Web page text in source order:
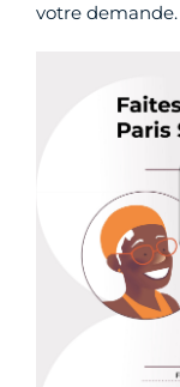
votre demande.